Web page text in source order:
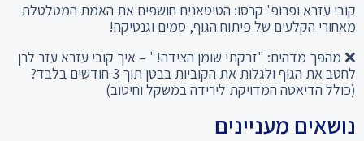
קובי עזרא ופרופ' קרסו: הטיטאנים חושפים את האמת המטלטלת
מאחורי הקלעים של פיתוח הגוף, סמים וגנטיקה!
❌ מהפך מדהים: "זרקתי שומן הצידה!" – איך קובי עזרא עזר לרן
לחטב את הגוף ולגלות את הקוביות בבטן תוך 3 חודשים בלבד?
(כולל הדיאטה המדויקת לירידה במשקל וחיטוב)
נושאים מעניינים